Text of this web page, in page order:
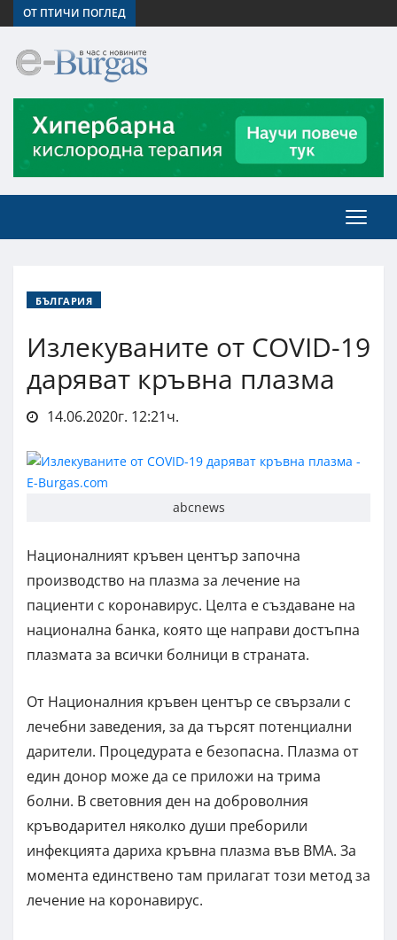
ОТ ПТИЧИ ПОГЛЕД
БЪЛГАРИЯ
Излекуваните от COVID-19
даряват кръвна плазма
14.06.2020г. 12:21ч.
abcnews
Националният кръвен център започна
производство на плазма за лечение на
пациенти с коронавирус. Целта е създаване на
национална банка, която ще направи достъпна
плазмата за всички болници в страната.
От Националния кръвен център се свързали с
лечебни заведения, за да търсят потенциални
дарители. Процедурата е безопасна. Плазма от
един донор може да се приложи на трима
болни. В световния ден на доброволния
кръводарител няколко души преборили
инфекцията дариха кръвна плазма във ВМА. За
момента единствено там прилагат този метод за
лечение на коронавирус.